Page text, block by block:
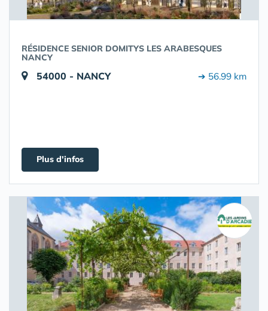
RÉSIDENCE SENIOR DOMITYS LES ARABESQUES
NANCY
54000 - NANCY ➔ 56.99 km
Plus d'infos